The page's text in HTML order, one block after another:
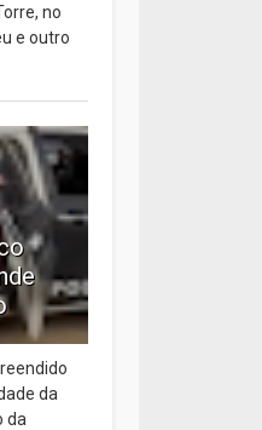
no
e outro
da
da